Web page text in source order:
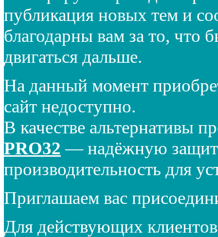
публикация новых тем и
благодарны вам за то, что
двигаться дальше.
На данный момент
сайт недоступно.
В качестве альтернативы
PRO32 — надёжную
производительность для
Приглашаем вас
Для действующих